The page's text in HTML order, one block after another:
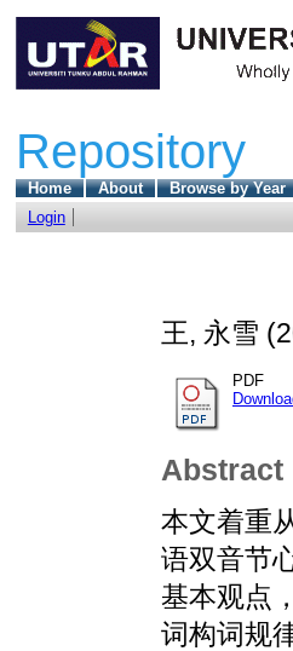
Repository
Home About Browse by Year
Login
王, 永雪
PDF
Abstract
本文着重
语双音节
基本观点
词构词规